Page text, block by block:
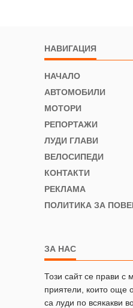
НАВИГАЦИЯ
НАЧАЛО
АВТОМОБИЛИ
МОТОРИ
РЕПОРТАЖИ
ЛУДИ ГЛАВИ
ВЕЛОСИПЕДИ
КОНТАКТИ
РЕКЛАМА
ПОЛИТИКА ЗА
ЗА НАС
Този сайт се прави с
приятели, които още
са луди по всякакви